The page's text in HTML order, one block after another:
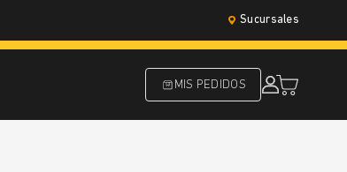
Sucursales
MIS PEDIDOS